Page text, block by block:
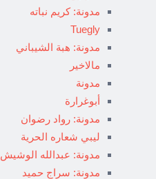
مدونة: كريم نباته
Tuegly
مدونة: هبة الشيباني
مالاخير
مدونة
أبوغرارة
مدونة: رواد رضوان
ليبي شعاره الحرية
مدونة: عبدالله الوشيش
مدونة: سراج حميد